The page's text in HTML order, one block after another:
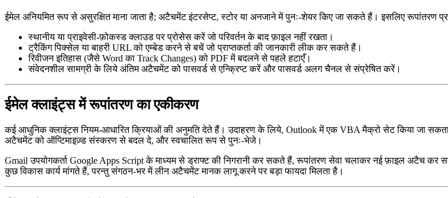
ईमेल अनियमित रूप से असुरक्षित माना जाता है; अटैचमेंट इंटरसेप्ट, स्टोर या अनजाने में पुनः‑शेयर किए जा सकते हैं। इसलिए रूपांतरण
स्थानीय या प्राइवेसी‑फ़ोकस्ड क्लाउडपर प्रोसेस करें जो परिवर्तन के बाद फ़ाइल नहीं रखता।
ट्रैकिंग पिक्सेल या बाहरी URLको एम्बेड करने से बचें जो प्राप्तकर्ता की जानकारी लीक कर सकते हैं।
रिवीजन इतिहास (जैसे Word का Track Changes) को PDF में बदलने से पहले हटाएँ।
संवेदनशील सामग्रीके लिये अंतिम अटैचमेंट को पासवर्ड से एन्क्रिप्ट करें और पासवर्ड अलग चैनल से संप्रेषित करें।
ईमेल क्लाइंट्स में रूपांतरण का एकीकरण
कई आधुनिक क्लाइंट्स नियम‑आधारित क्रियाओं की अनुमति देते हैं। उदाहरण के लिये, Outlook में एक VBA मैक्रो सेट किया जा
अटैचमेंट को ऑप्टिमाइज़्ड संस्करण से बदल दे, और स्वचालित रूप से पुनः‑भेजे।
Gmail उपयोगकर्ता Google Apps Script के माध्यम से ड्राफ्ट की निगरानी कर सकते हैं, रूपांतरण सेवा चलाकर नई फ़ाइल अटैच कर
कुछ विकास कार्य मांगते हैं, परन्तु संगठन‑भर में लीन अटैचमेंट मानक लागू करने पर बड़ा फायदा मिलता है।